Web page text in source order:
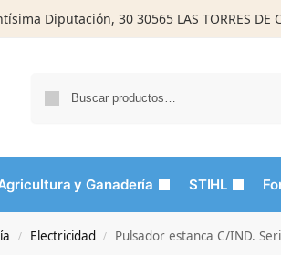
Diputación, 30 30565 LAS TORRES DE
y Ganadería STIHL
/ Electricidad / Pulsador estanca C/IND.